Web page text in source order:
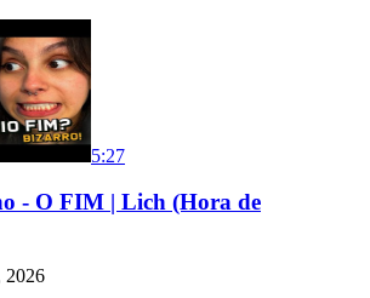
5:27
- O FIM | Lich (Hora de
2026